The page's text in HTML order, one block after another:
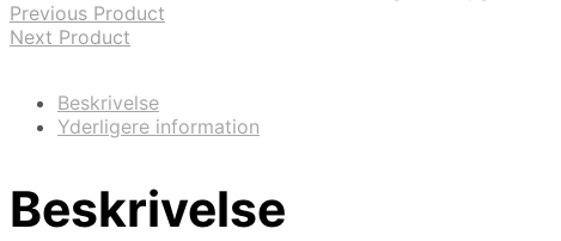
Previous Product
Next Product
Beskrivelse
Yderligere information
Beskrivelse